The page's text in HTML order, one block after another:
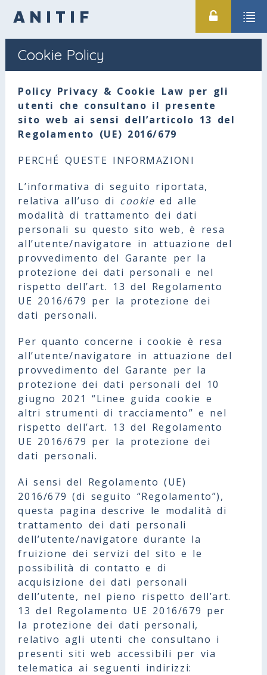
ANITIF
Cookie Policy
Policy Privacy & Cookie Law per gli
utenti che consultano il presente
sito web ai sensi dell’articolo 13 del
Regolamento (UE) 2016/679
PERCHÉ QUESTE INFORMAZIONI
L’informativa di seguito riportata,
relativa all’uso di cookie ed alle
modalità di trattamento dei dati
personali su questo sito web, è resa
all’utente/navigatore in attuazione del
provvedimento del Garante per la
protezione dei dati personali e nel
rispetto dell’art. 13 del Regolamento
UE 2016/679 per la protezione dei
dati personali.
Per quanto concerne i cookie è resa
all’utente/navigatore in attuazione del
provvedimento del Garante per la
protezione dei dati personali del 10
giugno 2021 “Linee guida cookie e
altri strumenti di tracciamento” e nel
rispetto dell’art. 13 del Regolamento
UE 2016/679 per la protezione dei
dati personali.
Ai sensi del Regolamento (UE)
2016/679 (di seguito “Regolamento”),
questa pagina descrive le modalità di
trattamento dei dati personali
dell’utente/navigatore durante la
fruizione dei servizi del sito e le
possibilità di contatto e di
acquisizione dei dati personali
dell’utente, nel pieno rispetto dell’art.
13 del Regolamento UE 2016/679 per
la protezione dei dati personali,
relativo agli utenti che consultano i
presenti siti web accessibili per via
telematica ai seguenti indirizzi: